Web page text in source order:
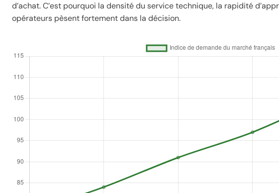
d’achat. C’est pourquoi la densité du service technique, la rapidité
opérateurs pèsent fortement dans la décision.